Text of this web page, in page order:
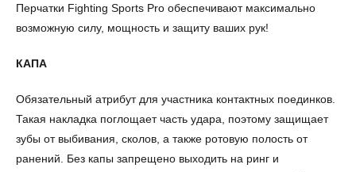
Перчатки Fighting Sports Pro обеспечивают максимально
возможную силу, мощность и защиту ваших рук!
КАПА
Обязательный атрибут для участника контактных поединков.
Такая накладка поглощает часть удара, поэтому защищает
зубы от выбивания, сколов, а также ротовую полость от
ранений. Без капы запрещено выходить на ринг и